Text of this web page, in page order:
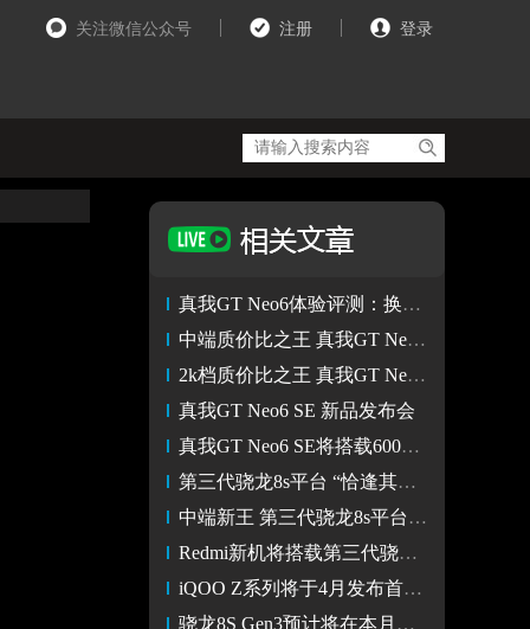
关注微信公众号 注册 登录
真我GT Neo6体验评测：换芯升级中端性能旗舰 1.5K原生画质原神
中端质价比之王 真我GT Neo6 SE正式发布 首销1699起
2k档质价比之王 真我GT Neo6 SE评测
真我GT Neo6 SE 新品发布会
真我GT Neo6 SE将搭载6000nit无双屏 4月正式发布
第三代骁龙8s平台 “恰逢其时”的“新生代旗舰”之选
中端新王 第三代骁龙8s平台发布 AI能力突出 双旗舰平台并行
Redmi新机将搭载第三代骁龙8s芯片 名称不叫Note 13 Turbo
iQOO Z系列将于4月发布首批搭载第三代骁龙8s新机
骁龙8S Gen3预计将在本月到来 小米Civi 4有望拿下首发权